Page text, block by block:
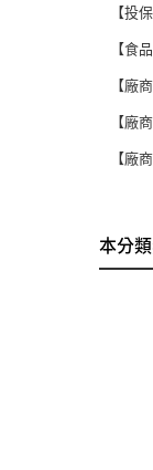
【投
【食
【廠
【廠
【廠
本分